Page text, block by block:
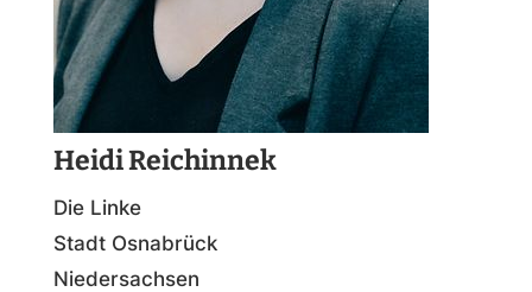
Heidi Reichinnek
Die Linke
Stadt Osnabrück
Niedersachsen